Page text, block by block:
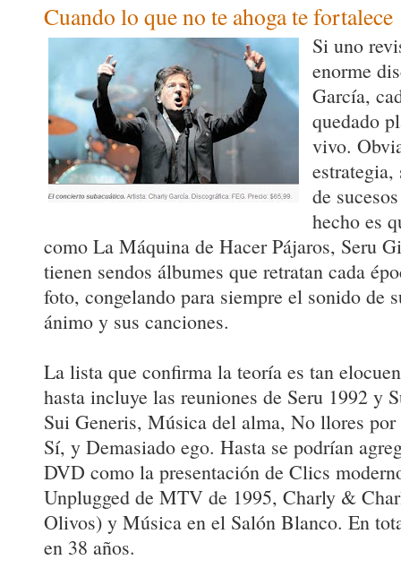
Cuando lo que no te ahoga te fortalece
Si uno
enorme
García,
quedado
vivo.
de
hecho es
como La Máquina de Hacer Pájaros, Seru
tienen sendos álbumes que retratan cada
foto, congelando para siempre el sonido de
ánimo y sus canciones.
La lista que confirma la teoría es tan
hasta incluye las reuniones de Seru 1992 y
Sui Generis, Música del alma, No llores
Sí, y Demasiado ego. Hasta se podrían
DVD como la presentación de Clics
Unplugged de MTV de 1995, Charly &
Olivos) y Música en el Salón Blanco. En
en 38 años.